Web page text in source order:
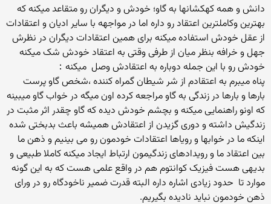
دانش و همه کهکشانها به گاو؛ خودش و دیگران رو متقاعد میکنه که
بهترین وکاملترین اعتقاد رو داره اما در مواجهه با سایر ادیان و اعتقادات
از عقل خودش استفاده میکنه برای همین اعتقادات دیگران در نظرش
جهل و خرافه بنظر میان از طرفی وقتی به اعتقاد خودش شک میکنه
خودش رو با این جمله دوباره به اعتقادش وصل میکنه：
پناه میبرم به اعتقادم از شر شیطان گمراه کننده ،شخص گاو پرست
بارها و بارها در زندگی به گاو مراجعه کرده اون میگه در خواب گاو میبینه
که اونو راهنمایی میکنه و بچشم خودش دیده که گاو چقدر اثر مثبت در
زندگیش داشته و دوری گزیدن از اعتقادش همیشه باعث بدبختی شده
اینکه ما در خوابها و رویاها اعتقادات خودمون رو می بینیم و ذهن ما
بین اعتقاد ما و رویدادهای زندگیمون ارتباط ایجاد میکنه کاملا طبیعی و
بدیهی هست فیزیک کوانتوم هم در واقع علمی هست که به این گونه
موارد تا حدود زیادی اشاره داره البته قدرت ضمیر ناخودگاه رو در ورای
ذهن خودمون نباید نادیده بگیریم.